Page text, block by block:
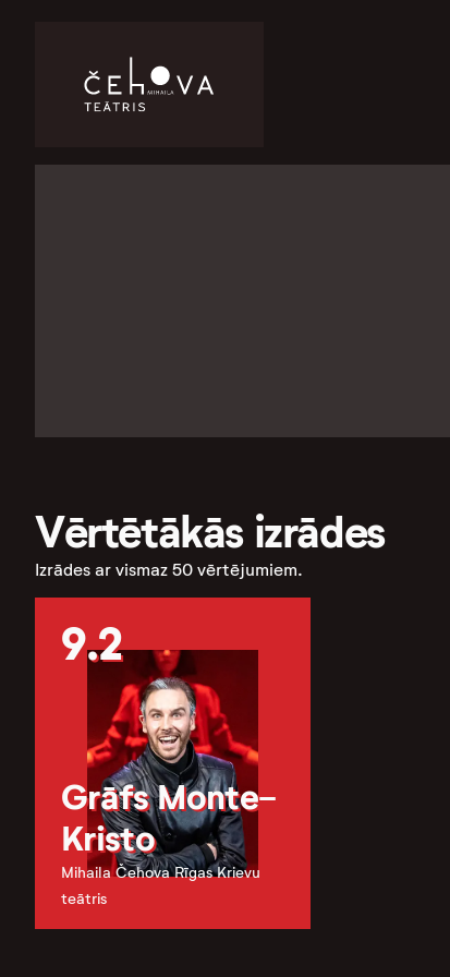
Vērtētākās izrādes
Izrādes ar vismaz 50 vērtējumiem.
9.2
Grāfs Monte-
Kristo
Mihaila Čehova Rīgas Krievu
teātris